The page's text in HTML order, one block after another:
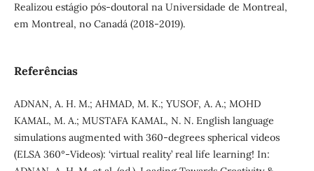
Realizou estágio pós-doutoral na Universidade de Montreal,
em Montreal, no Canadá (2018-2019).
Referências
ADNAN, A. H. M.; AHMAD, M. K.; YUSOF, A. A.; MOHD
KAMAL, M. A.; MUSTAFA KAMAL, N. N. English language
simulations augmented with 360-degrees spherical videos
(ELSA 360°-Videos): ‘virtual reality’ real life learning! In: